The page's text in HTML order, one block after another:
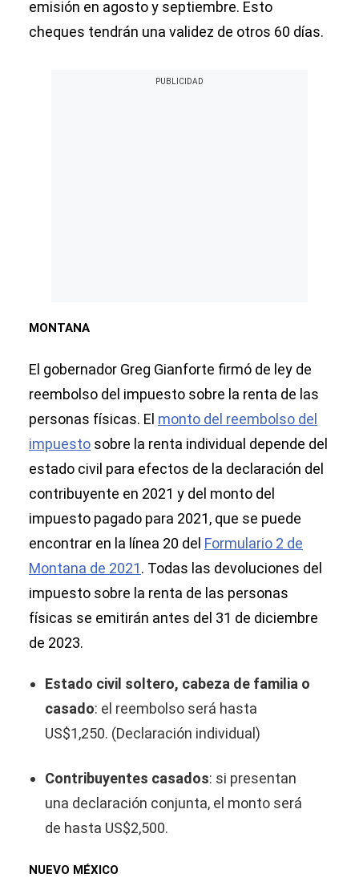
emisión en agosto y septiembre. Esto
cheques tendrán una validez de otros 60 días.
MONTANA
El gobernador Greg Gianforte firmó de ley de
reembolso del impuesto sobre la renta de las
personas físicas. El monto del reembolso del
impuesto sobre la renta individual depende del
estado civil para efectos de la declaración del
contribuyente en 2021 y del monto del
impuesto pagado para 2021, que se puede
encontrar en la línea 20 del Formulario 2 de
Montana de 2021. Todas las devoluciones del
impuesto sobre la renta de las personas
físicas se emitirán antes del 31 de diciembre
de 2023.
Estado civil soltero, cabeza de familia o
casado: el reembolso será hasta
US$1,250. (Declaración individual)
Contribuyentes casados: si presentan
una declaración conjunta, el monto será
de hasta US$2,500.
NUEVO MÉXICO